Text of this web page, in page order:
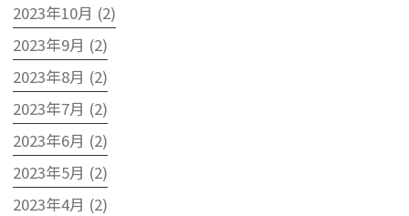
2023年10月 (2)
2023年9月 (2)
2023年8月 (2)
2023年7月 (2)
2023年6月 (2)
2023年5月 (2)
2023年4月 (2)